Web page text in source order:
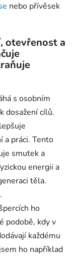
nebo přívěsek
otevřenost a
s osobním
dosažení cílů.
a práci. Tento
smutek a
energii a
těla.
ho
podobě, kdy v
každému
ho například